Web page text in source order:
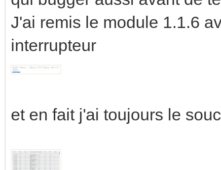
J'ai remis le module 1.1.6
interrupteur
et en fait j'ai toujours le